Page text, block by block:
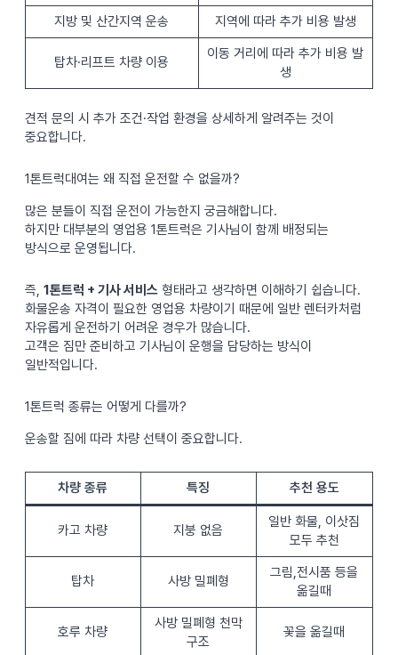
지방 및 산간지역 운송
지역에 따라 추가 비용 발생
탑차·리프트 차량 이용
이동 거리에 따라 추가 비용 발
생
견적 문의 시 추가 조건·작업 환경을 상세하게 알려주는 것이
중요합니다.
1톤트럭대여는 왜 직접 운전할 수 없을까?
많은 분들이 직접 운전이 가능한지 궁금해합니다.
하지만 대부분의 영업용 1톤트럭은 기사님이 함께 배정되는
방식으로 운영됩니다.
즉, 1톤트럭 + 기사 서비스형태라고 생각하면 이해하기 쉽습니다.
화물운송 자격이 필요한 영업용 차량이기 때문에 일반 렌터카처럼
자유롭게 운전하기 어려운 경우가 많습니다.
고객은 짐만 준비하고 기사님이 운행을 담당하는 방식이
일반적입니다.
1톤트럭 종류는 어떻게 다를까?
운송할 짐에 따라 차량 선택이 중요합니다.
차량 종류 특징 추천 용도
카고 차량 지붕 없음
일반 화물, 이삿짐
모두 추천
탑차 사방 밀폐형
그림,전시품 등을
옮길때
호루 차량
사방 밀폐형 천막
구조
꽃을 옮길때